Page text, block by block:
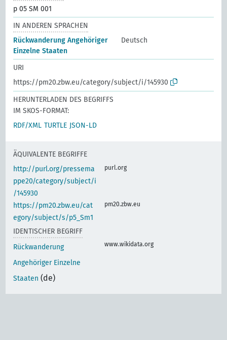
p 05 SM 001
IN ANDEREN SPRACHEN
Rückwanderung Angehöriger
Einzelne Staaten
Deutsch
URI
https://pm20.zbw.eu/category/subject/i/145930
HERUNTERLADEN DES BEGRIFFS
IM SKOS-FORMAT:
RDF/XML TURTLE JSON-LD
ÄQUIVALENTE BEGRIFFE
http://purl.org/pressema
ppe20/category/subject/i
/145930
purl.org
https://pm20.zbw.eu/cat
egory/subject/s/p5_Sm1
pm20.zbw.eu
IDENTISCHER BEGRIFF
Rückwanderung
Angehöriger Einzelne
Staaten (de)
www.wikidata.org